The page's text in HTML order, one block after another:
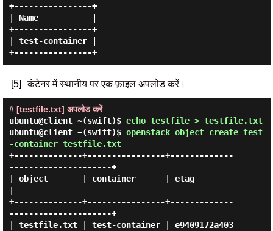
+----------------+
| Name           |
+----------------+
| test-container |
+----------------+
[5] कंटेनर में स्थानीय पर एक फ़ाइल अपलोड करें।
# [testfile.txt] अपलोड करें
ubuntu@client ~(swift)$ echo testfile > testfile.txt
ubuntu@client ~(swift)$ openstack object create test
-container testfile.txt
+--------------+----------------+-------------
---------------------+
| object       | container      | etag
+--------------+----------------+-------------
---------------------+
| testfile.txt | test-container | e9409172a403